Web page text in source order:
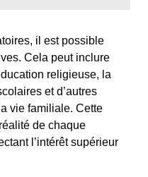
il est possible
Cela peut inclure
religieuse, la
et d’autres
vie familiale. Cette
de chaque
l’intérêt supérieur